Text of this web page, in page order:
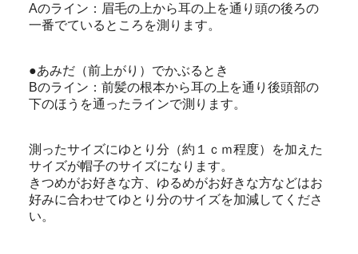
Aのライン：眉毛の上から耳の上を通り頭の後ろの
一番でているところを測ります。
●あみだ（前上がり）でかぶるとき
Bのライン：前髪の根本から耳の上を通り後頭部の
下のほうを通ったラインで測ります。
測ったサイズにゆとり分（約１ｃｍ程度）を加えた
サイズが帽子のサイズになります。
きつめがお好きな方、ゆるめがお好きな方などはお
好みに合わせてゆとり分のサイズを加減してくださ
い。